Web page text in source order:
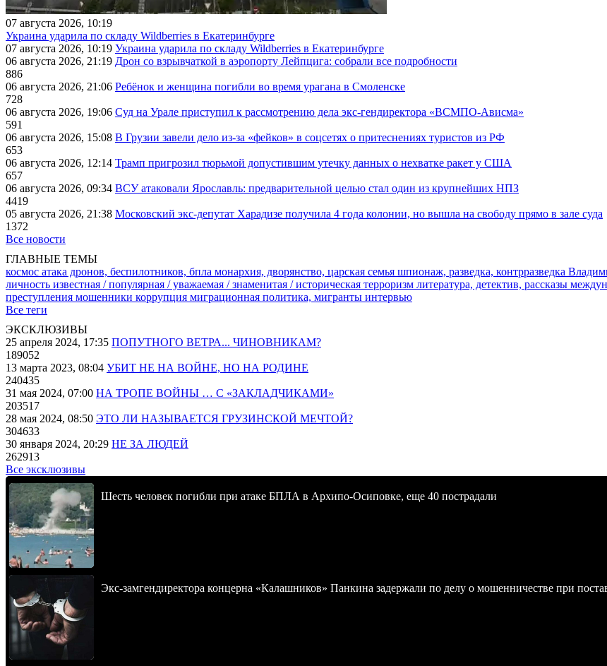
07 августа 2026, 10:19
Украина ударила по складу Wildberries в Екатеринбурге
07 августа 2026, 10:19 Украина ударила по складу Wildberries в Екатеринбурге
06 августа 2026, 21:19 Дрон со взрывчаткой в аэропорту Лейпцига: собрали все подробности
886
06 августа 2026, 21:06 Ребёнок и женщина погибли во время урагана в Смоленске
728
06 августа 2026, 19:06 Суд на Урале приступил к рассмотрению дела экс-гендиректора «ВСМПО-Ависма»
591
06 августа 2026, 15:08 В Грузии завели дело из-за «фейков» в соцсетях о притеснениях туристов из РФ
653
06 августа 2026, 12:14 Трамп пригрозил тюрьмой допустившим утечку данных о нехватке ракет у США
657
06 августа 2026, 09:34 ВСУ атаковали Ярославль: предварительной целью стал один из крупнейших НПЗ
4419
05 августа 2026, 21:38 Московский экс-депутат Харадизе получила 4 года колонии, но вышла на свободу прямо в зале суда
1372
Все новости
ГЛАВНЫЕ ТЕМЫ
космос атака дронов, беспилотников, бпла монархия, дворянство, царская семья шпионаж, разведка, контрразведка
личность известная / популярная / уважаемая / знаменитая / историческая терроризм литература, детектив, рассказы
преступления мошенники коррупция миграционная политика, мигранты интервью
Все теги
ЭКСКЛЮЗИВЫ
25 апреля 2024, 17:35 ПОПУТНОГО ВЕТРА... ЧИНОВНИКАМ?
189052
13 марта 2023, 08:04 УБИТ НЕ НА ВОЙНЕ, НО НА РОДИНЕ
240435
31 мая 2024, 07:00 НА ТРОПЕ ВОЙНЫ … С «ЗАКЛАДЧИКАМИ»
203517
28 мая 2024, 08:50 ЭТО ЛИ НАЗЫВАЕТСЯ ГРУЗИНСКОЙ МЕЧТОЙ?
304633
30 января 2024, 20:29 НЕ ЗА ЛЮДЕЙ
262913
Все эксклюзивы
Шесть человек погибли при атаке БПЛА в Архипо-Осиповке, еще 40 пострадали
Экс-замгендиректора концерна «Калашников» Панкина задержали по делу о мошенничестве при